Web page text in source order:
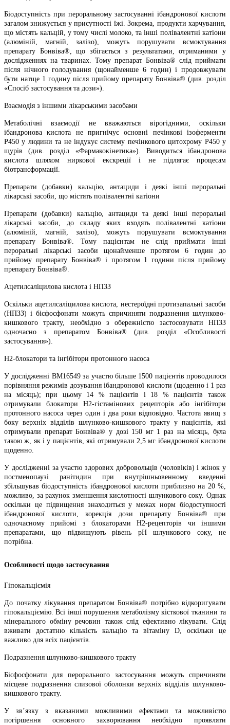
Біодоступність при пероральному застосуванні ібандронової кислоти
загалом знижується у присутності їжі. Зокрема, продукти харчування,
що містять кальцій, у тому числі молоко, та інші полівалентні катіони
(алюміній, магній, залізо), можуть порушувати всмоктування
препарату Бонвіва®, що збігається з результатами, отриманими у
дослідженнях на тваринах. Тому препарат Бонвіва® слід приймати
після нічного голодування (щонайменше 6 годин) і продовжувати
бути натще 1 годину після прийому препарату Бонвіва® (див. розділ
«Спосіб застосування та дози»).
Взаємодія з іншими лікарськими засобами
Метаболічні взаємодії не вважаються вірогідними, оскільки
ібандронова кислота не пригнічує основні печінкові ізоферменти
Р450 у людини та не індукує систему печінкового цитохрому Р450 у
щурів (див. розділ «Фармакокінетика»). Виводиться ібандронова
кислота шляхом ниркової екскреції і не підлягає процесам
біотрансформації.
Препарати (добавки) кальцію, антациди і деякі інші пероральні
лікарські засоби, що містять полівалентні катіони
Препарати (добавки) кальцію, антациди та деякі інші пероральні
лікарські засоби, до складу яких входять полівалентні катіони
(алюміній, магній, залізо), можуть порушувати всмоктування
препарату Бонвіва®. Тому пацієнтам не слід приймати інші
пероральні лікарські засоби щонайменше протягом 6 годин до
прийому препарату Бонвіва® і протягом 1 години після прийому
препарату Бонвіва®.
Ацетилсаліцилова кислота і НПЗЗ
Оскільки ацетилсаліцилова кислота, нестероїдні протизапальні засоби
(НПЗЗ) і бісфосфонати можуть спричиняти подразнення шлунково-
кишкового тракту, необхідно з обережністю застосовувати НПЗЗ
одночасно з препаратом Бонвіва® (див. розділ «Особливості
застосування»).
Н2-блокатори та інгібітори протонного насоса
У дослідженні BM16549 за участю більше 1500 пацієнтів проводилося
порівняння режимів дозування ібандронової кислоти (щоденно і 1 раз
на місяць); при цьому 14 % пацієнтів і 18 % пацієнтів також
отримували блокатори Н2-гістамінових рецепторів або інгібітори
протонного насоса через один і два роки відповідно. Частота явищ з
боку верхніх відділів шлунково-кишкового тракту у пацієнтів, які
отримували препарат Бонвіва® у дозі 150 мг 1 раз на місяць, була
такою ж, як і у пацієнтів, які отримували 2,5 мг ібандронової кислоти
щоденно.
У дослідженні за участю здорових добровольців (чоловіків) і жінок у
постменопаузі ранітидин при внутрішньовенному введенні
збільшував біодоступність ібандронової кислоти приблизно на 20 %,
можливо, за рахунок зменшення кислотності шлункового соку. Однак
оскільки це підвищення знаходиться у межах норм біодоступності
ібандронової кислоти, корекція дози препарату Бонвіва® при
одночасному прийомі з блокаторами Н2-рецепторів чи іншими
препаратами, що підвищують рівень pH шлункового соку, не
потрібна.
Особливості щодо застосування
Гіпокальціємія
До початку лікування препаратом Бонвіва® потрібно відкоригувати
гіпокальціємію. Всі інші порушення метаболізму кісткової тканини та
мінерального обміну речовин також слід ефективно лікувати. Слід
вживати достатню кількість кальцію та вітаміну D, оскільки це
важливо для всіх пацієнтів.
Подразнення шлунково-кишкового тракту
Бісфосфонати для перорального застосування можуть спричиняти
місцеве подразнення слизової оболонки верхніх відділів шлунково-
кишкового тракту.
У зв’язку з вказаними можливими ефектами та можливістю
погіршення основного захворювання необхідно проявляти